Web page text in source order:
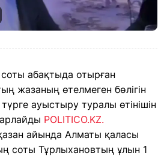
абақтыда отырған
жазаның өтелмеген бөлігін
ауыстыру туралы өтінішін
POLITICO.KZ.
айында Алматы қаласы
соты Тұрлыхановтың ұлын 1